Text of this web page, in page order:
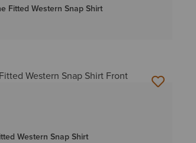
Fitted Western Snap Shirt
Western Snap Shirt